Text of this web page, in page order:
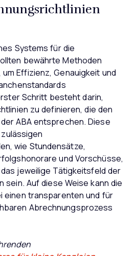
Systems für die
bewährte Methoden
Effizienz, Genauigkeit und
Schritt besteht darin,
zu definieren, die den
ABA entsprechen. Diese
wie Stundensätze,
und Vorschüsse,
jeweilige Tätigkeitsfeld der
sein. Auf diese Weise kann die
einen transparenten und für
Abrechnungsprozess